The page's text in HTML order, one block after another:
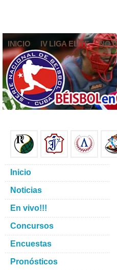
INICIO IV LIGA ELITE
Inicio
Noticias
En vivo!!!
Concursos
Encuestas
Pronósticos